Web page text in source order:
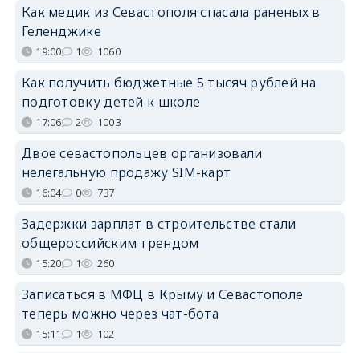
Как медик из Севастополя спасала раненых в
Геленджике
19:00 1 1060
Как получить бюджетные 5 тысяч рублей на
подготовку детей к школе
17:06 2 1003
Двое севастопольцев организовали
нелегальную продажу SIM-карт
16:04 0 737
Задержки зарплат в строительстве стали
общероссийским трендом
15:20 1 260
Записаться в МФЦ в Крыму и Севастополе
теперь можно через чат-бота
15:11 1 102